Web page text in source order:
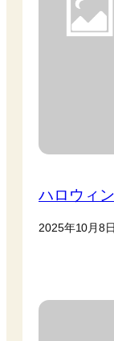
ハロウィ
2025年10月8日